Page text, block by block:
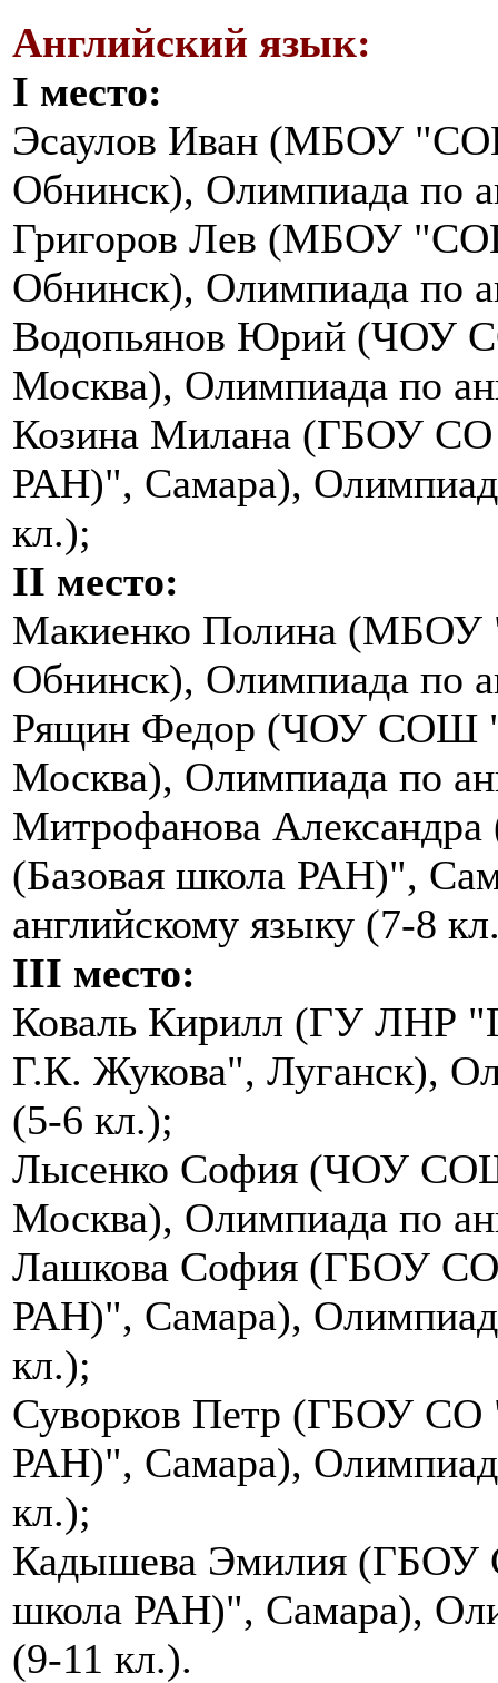
Английский язык:
I место:
Эсаулов Иван (МБОУ
Обнинск), Олимпиада по
Григоров Лев (МБОУ
Обнинск), Олимпиада по
Водопьянов Юрий (ЧОУ
Москва), Олимпиада по
Козина Милана (ГБОУ СО
РАН)", Самара),
кл.);
II место:
Макиенко Полина
Обнинск), Олимпиада по
Рящин Федор (ЧОУ СОШ
Москва), Олимпиада по
Митрофанова
(Базовая школа РАН)",
английскому языку (7-8
III место:
Коваль Кирилл (ГУ ЛНР
Г.К. Жукова", Луганск),
(5-6 кл.);
Лысенко София (ЧОУ
Москва), Олимпиада по
Лашкова София (ГБОУ СО
РАН)", Самара),
кл.);
Суворков Петр (ГБОУ СО
РАН)", Самара),
кл.);
Кадышева Эмилия (ГБОУ
школа РАН)", Самара),
(9-11 кл.).